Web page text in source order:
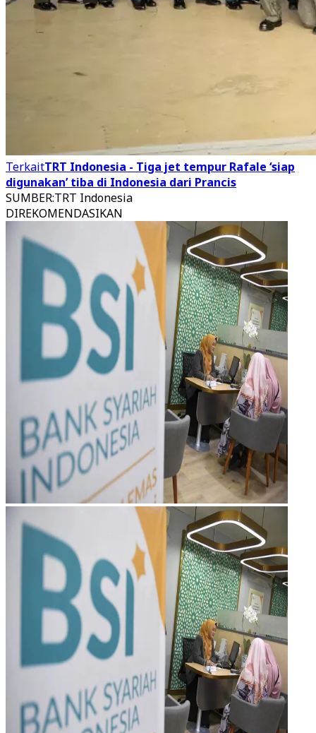
TerkaitTRT Indonesia - Tiga jet tempur Rafale ‘siap
digunakan’ tiba di Indonesia dari Prancis
SUMBER:TRT Indonesia
DIREKOMENDASIKAN